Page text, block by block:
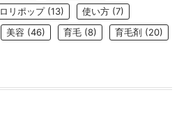
ロリポップ(13) 使い方 (7)
美容 (46) 育毛 (8) 育毛剤 (20)